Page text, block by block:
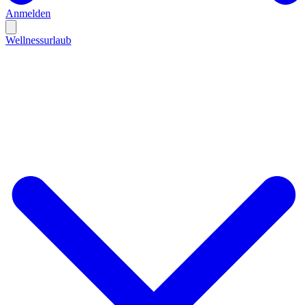
Anmelden
Wellnessurlaub